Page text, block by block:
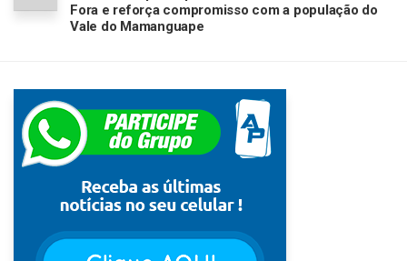
Fora e reforça compromisso com a população do
Vale do Mamanguape